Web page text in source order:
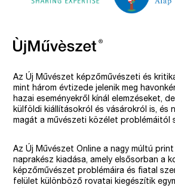
Az Új Művészet képzőművészeti és
mint három évtizede jelenik meg
hazai eseményekről kínál elemzéseket,
külföldi kiállításokról és vásárokról is, és
magát a művészeti közélet problémáitól
Az Új Művészet Online a nagy múltú
naprakész kiadása, amely elsősorban a
képzőművészet problémáira és fiatal
felület különböző rovatai kiegészítik